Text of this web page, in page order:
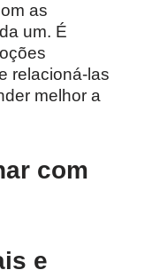
as
um. É
relacioná-las
melhor a
com
e